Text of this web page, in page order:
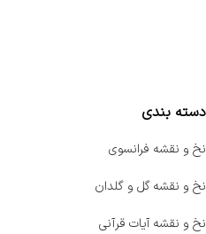
دسته بندی
نخ و نقشه فرانسوی
نخ و نقشه گل و گلدان
نخ و نقشه آیات قرآنی